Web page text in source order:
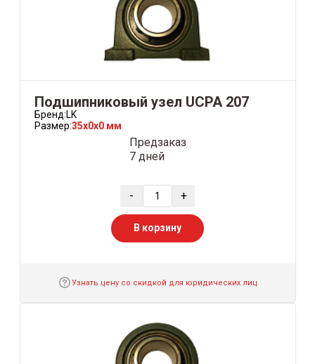
Подшипниковый узел UCPA 207
Бренд:LK
Размер:35x0x0 мм
Предзаказ
7 дней
- +
В корзину
Узнать цену со скидкой для юридических лиц